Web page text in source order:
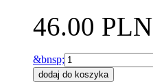
46.00 PLN
&bnsp;